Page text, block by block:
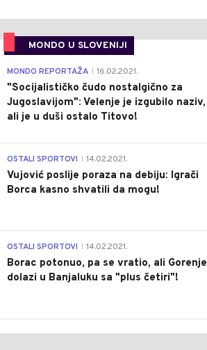
MONDO U SLOVENIJI
MONDO REPORTAŽA 16.02.2021.
"Socijalističko čudo nostalgično za
Jugoslavijom": Velenje je izgubilo naziv,
ali je u duši ostalo Titovo!
OSTALI SPORTOVI 14.02.2021.
Vujović poslije poraza na debiju: Igrači
Borca kasno shvatili da mogu!
OSTALI SPORTOVI 14.02.2021.
Borac potonuo, pa se vratio, ali Gorenje
dolazi u Banjaluku sa "plus četiri"!